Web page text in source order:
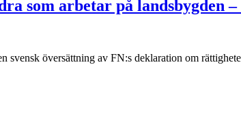
som arbetar på landsbygden –
svensk översättning av FN:s deklaration om